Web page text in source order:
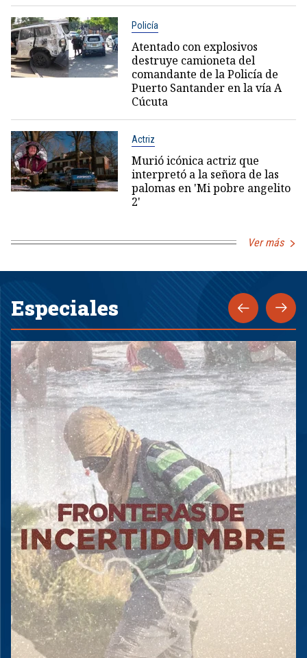
Policía
Atentado con explosivos
destruye camioneta del
comandante de la Policía de
Puerto Santander en la vía A
Cúcuta
Actriz
Murió icónica actriz que
interpretó a la señora de las
palomas en 'Mi pobre angelito
2'
Ver más
Especiales